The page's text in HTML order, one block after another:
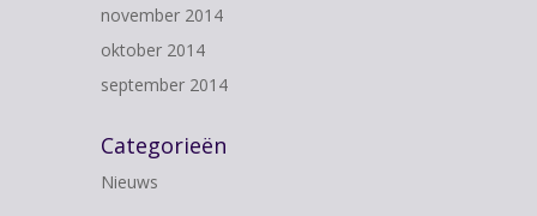
november 2014
oktober 2014
september 2014
Categorieën
Nieuws